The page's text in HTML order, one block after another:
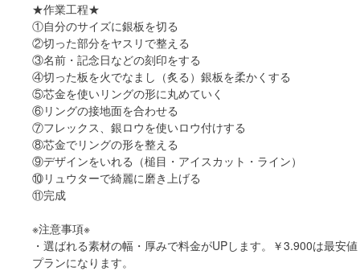
★作業工程★
①自分のサイズに銀板を切る
②切った部分をヤスリで整える
③名前・記念日などの刻印をする
④切った板を火でなまし（炙る）銀板を柔かくする
⑤芯金を使いリングの形に丸めていく
⑥リングの接地面を合わせる
⑦フレックス、銀ロウを使いロウ付けする
⑧芯金でリングの形を整える
⑨デザインをいれる（槌目・アイスカット・ライン）
⑩リュウターで綺麗に磨き上げる
⑪完成
※注意事項※
・選ばれる素材の幅・厚みで料金がUPします。￥3.900は最安値
プランになります。